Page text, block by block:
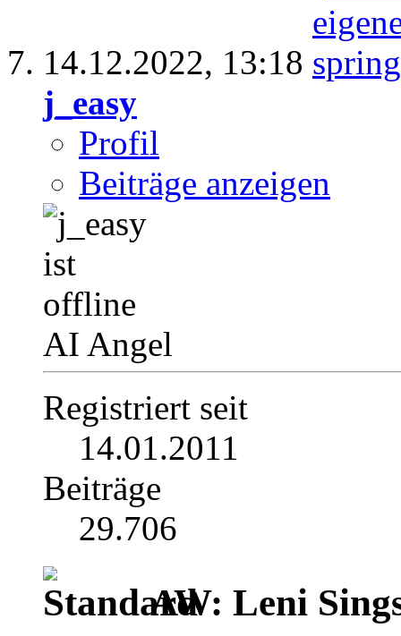
14.12.2022, 13:18
j_easy
Profil
Beiträge anzeigen
AI Angel
Registriert seit
14.01.2011
Beiträge
29.706
AW: Leni